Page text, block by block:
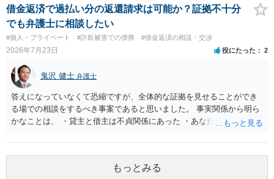
です。 以上、ご参考まで。
借金返済で過払い分の返還請求は可能か？証拠不十分
でも弁護士に相談したい
#個人・プライベート #詐欺被害での債務 #借金返済の相談・交渉
2026年7月23日 役にたった 2
鬼沢 健士 弁護士
答えになっていなくて恐縮ですが、全体的な証拠を見せることができ
る場での相談をするべき事案であると思いました。 事実関係から明ら
かなことは、 ・貸主と借主は不貞関係にあった ・あなたから相手に金
想されるのは、 ・もらったものだ ・貸したかもしれないが、不法原因
給付ではない でしょう。 書かれた情報だけからは、不法原因給付であ
るといえそうなものはありませんでした。 不貞当事者間での貸金だか
もっとみる